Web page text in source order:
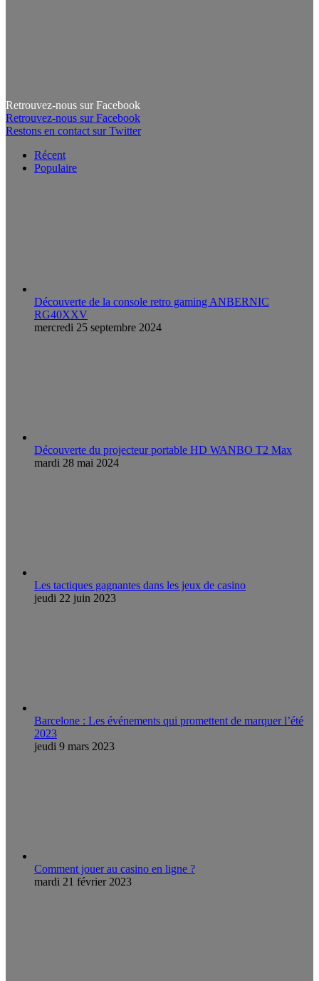
Retrouvez-nous sur Facebook
Retrouvez-nous sur Facebook
Restons en contact sur Twitter
Récent
Populaire
Découverte de la console retro gaming ANBERNIC
RG40XXV
mercredi 25 septembre 2024
Découverte du projecteur portable HD WANBO T2 Max
mardi 28 mai 2024
Les tactiques gagnantes dans les jeux de casino
jeudi 22 juin 2023
Barcelone : Les événements qui promettent de marquer l’été
2023
jeudi 9 mars 2023
Comment jouer au casino en ligne ?
mardi 21 février 2023